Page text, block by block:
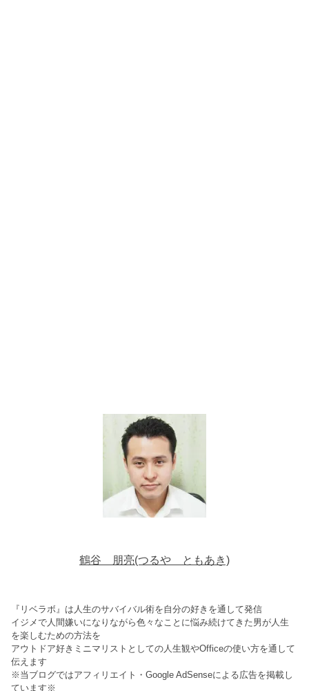
鶴谷 朋亮(つるや ともあき)
『リベラボ』は人生のサバイバル術を自分の好きを通して発信
イジメで人間嫌いになりながら色々なことに悩み続けてきた男が人生
を楽しむための方法を
アウトドア好きミニマリストとしての人生観やOfficeの使い方を通して
伝えます
※当ブログではアフィリエイト・Google AdSenseによる広告を掲載し
ています※